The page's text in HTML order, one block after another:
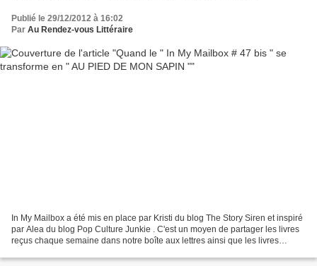
Publié le 29/12/2012 à 16:02
Par Au Rendez-vous Littéraire
In My Mailbox a été mis en place par Kristi du blog The Story Siren et inspiré
par Alea du blog Pop Culture Junkie . C'est un moyen de partager les livres
reçus chaque semaine dans notre boîte aux lettres ainsi que les livres